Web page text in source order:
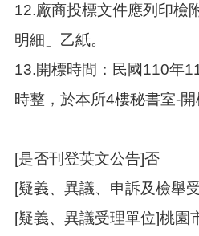
12.廠商投標文件應列印檢
明細」乙紙。
13.開標時間：民國110年
時整，於本所4樓秘書室-開
[是否刊登英文公告]否
[疑義、異議、申訴及檢舉
[疑義、異議受理單位]桃園